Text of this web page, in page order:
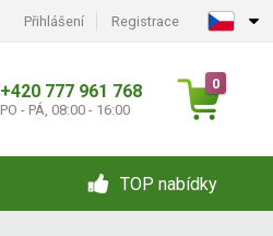
Přihlášení Registrace
+420 777 961 768
PO - PÁ, 08:00 - 16:00
0
TOP nabídky